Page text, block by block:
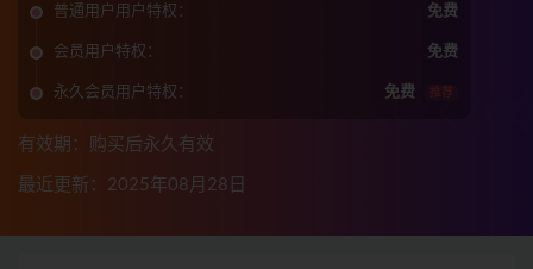
普通用户用户特权： 免费
会员用户特权： 免费
永久会员用户特权： 免费 推荐
有效期：购买后永久有效
最近更新：2025年08月28日